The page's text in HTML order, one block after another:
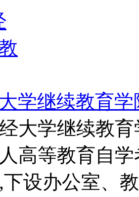
学继续教育学
大学继续教
高等教育自
设办公室、